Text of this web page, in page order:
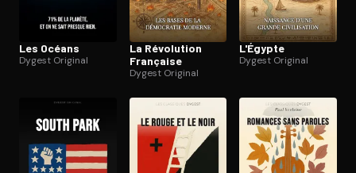
Les Océans
Dygest Original
La Révolution
Française
Dygest Original
L'Égypte
Dygest Original